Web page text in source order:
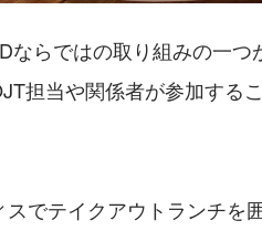
ならではの取り組みの一
担当や関係者が参加する
スでテイクアウトランチを